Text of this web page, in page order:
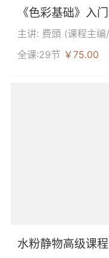
《色彩基础》入
主讲: 费頭 (课程主编
全课:29节 ￥75.00
水粉静物高级课程